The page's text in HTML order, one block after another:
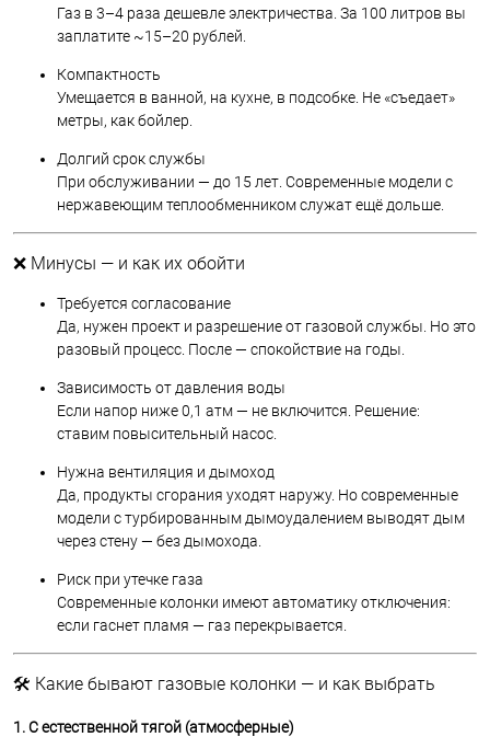
Газ в 3–4 раза дешевле электричества. За 100 литров вы
заплатите ~15–20 рублей.
Компактность
Умещается в ванной, на кухне, в подсобке. Не «съедает»
метры, как бойлер.
Долгий срок службы
При обслуживании — до 15 лет. Современные модели с
нержавеющим теплообменником служат ещё дольше.
❌ Минусы — и как их обойти
Требуется согласование
Да, нужен проект и разрешение от газовой службы. Но это
разовый процесс. После — спокойствие на годы.
Зависимость от давления воды
Если напор ниже 0,1 атм — не включится. Решение:
ставим повысительный насос.
Нужна вентиляция и дымоход
Да, продукты сгорания уходят наружу. Но современные
модели с турбированным дымоудалением выводят дым
через стену — без дымохода.
Риск при утечке газа
Современные колонки имеют автоматику отключения:
если гаснет пламя — газ перекрывается.
🛠️ Какие бывают газовые колонки — и как выбрать
1. С естественной тягой (атмосферные)